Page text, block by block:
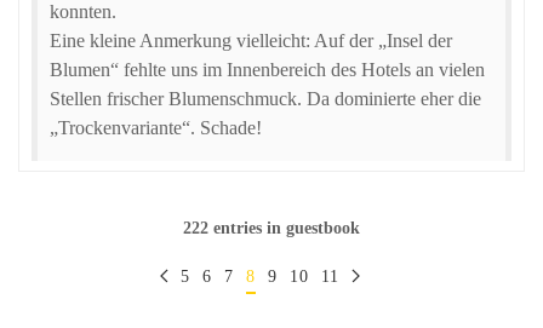
konnten.
Eine kleine Anmerkung vielleicht: Auf der „Insel der
Blumen“ fehlte uns im Innenbereich des Hotels an vielen
Stellen frischer Blumenschmuck. Da dominierte eher die
„Trockenvariante“. Schade!
222 entries in guestbook
5 6 7 8 9 10 11